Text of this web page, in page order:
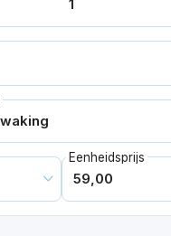
Eenheidsprijs